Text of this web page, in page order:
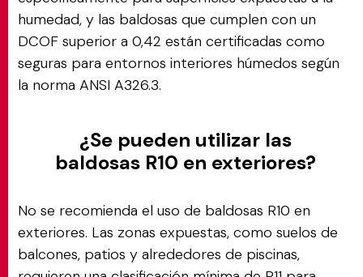
humedad, y las baldosas que cumplen con un
DCOF superior a 0,42 están certificadas como
seguras para entornos interiores húmedos según
la norma ANSI A326.3.
¿Se pueden utilizar las
baldosas R10 en exteriores?
No se recomienda el uso de baldosas R10 en
exteriores. Las zonas expuestas, como suelos de
balcones, patios y alrededores de piscinas,